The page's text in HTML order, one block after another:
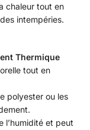
chaleur tout en
intempéries.
Thermique
tout en
polyester ou les
l’humidité et peut